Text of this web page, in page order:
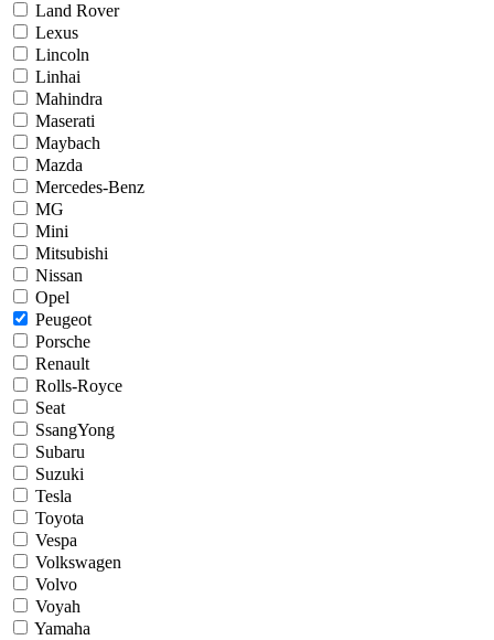
Land Rover
Lexus
Lincoln
Linhai
Mahindra
Maserati
Maybach
Mazda
Mercedes-Benz
MG
Mini
Mitsubishi
Nissan
Opel
Peugeot
Porsche
Renault
Rolls-Royce
Seat
SsangYong
Subaru
Suzuki
Tesla
Toyota
Vespa
Volkswagen
Volvo
Voyah
Yamaha